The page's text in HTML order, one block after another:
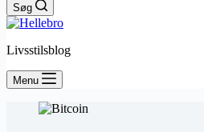
Søg
Livsstilsblog
Menu